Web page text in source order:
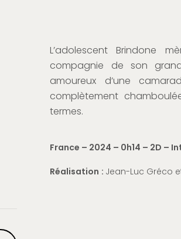
L’adolescentBrindone
compagnie de son
amoureux d’une
complètement
termes.
France – 2024 – 0h14 – 2D –
Réalisation : Jean-Luc Gréco